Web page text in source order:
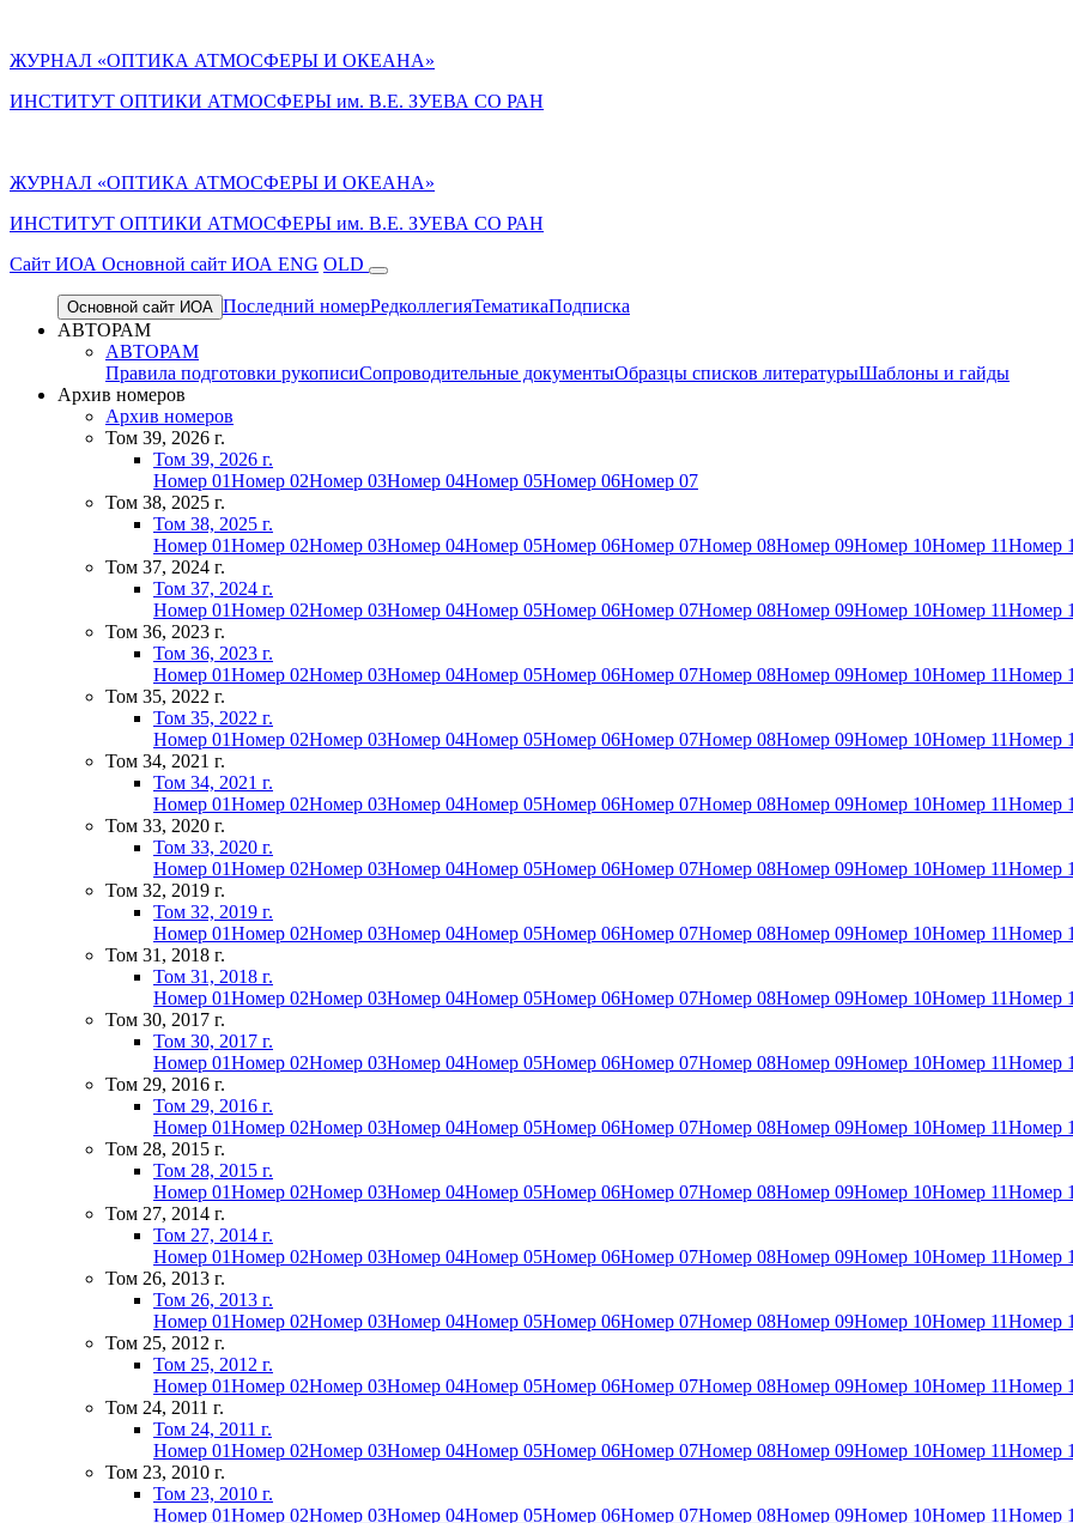
ЖУРНАЛ «ОПТИКА АТМОСФЕРЫ И ОКЕАНА»
ИНСТИТУТ ОПТИКИ АТМОСФЕРЫ им. В.Е. ЗУЕВА СО РАН
ЖУРНАЛ «ОПТИКА АТМОСФЕРЫ И ОКЕАНА»
ИНСТИТУТ ОПТИКИ АТМОСФЕРЫ им. В.Е. ЗУЕВА СО РАН
Cайт ИОА Основной сайт ИОА ENG OLD
Основной сайт ИОА Последний номерРедколлегияТематикаПодписка
АВТОРАМ
АВТОРАМ
Правила подготовки рукописиСопроводительные документыОбразцы списков литературыШаблоны и гайды
Архив номеров
Архив номеров
Том 39, 2026 г.
Том 39, 2026 г.
Номер 01Номер 02Номер 03Номер 04Номер 05Номер 06Номер 07
Том 38, 2025 г.
Том 38, 2025 г.
Номер 01Номер 02Номер 03Номер 04Номер 05Номер 06Номер 07Номер 08Номер 09Номер 10Номер 11Номер
Том 37, 2024 г.
Том 37, 2024 г.
Номер 01Номер 02Номер 03Номер 04Номер 05Номер 06Номер 07Номер 08Номер 09Номер 10Номер 11Номер
Том 36, 2023 г.
Том 36, 2023 г.
Номер 01Номер 02Номер 03Номер 04Номер 05Номер 06Номер 07Номер 08Номер 09Номер 10Номер 11Номер
Том 35, 2022 г.
Том 35, 2022 г.
Номер 01Номер 02Номер 03Номер 04Номер 05Номер 06Номер 07Номер 08Номер 09Номер 10Номер 11Номер
Том 34, 2021 г.
Том 34, 2021 г.
Номер 01Номер 02Номер 03Номер 04Номер 05Номер 06Номер 07Номер 08Номер 09Номер 10Номер 11Номер
Том 33, 2020 г.
Том 33, 2020 г.
Номер 01Номер 02Номер 03Номер 04Номер 05Номер 06Номер 07Номер 08Номер 09Номер 10Номер 11Номер
Том 32, 2019 г.
Том 32, 2019 г.
Номер 01Номер 02Номер 03Номер 04Номер 05Номер 06Номер 07Номер 08Номер 09Номер 10Номер 11Номер
Том 31, 2018 г.
Том 31, 2018 г.
Номер 01Номер 02Номер 03Номер 04Номер 05Номер 06Номер 07Номер 08Номер 09Номер 10Номер 11Номер
Том 30, 2017 г.
Том 30, 2017 г.
Номер 01Номер 02Номер 03Номер 04Номер 05Номер 06Номер 07Номер 08Номер 09Номер 10Номер 11Номер
Том 29, 2016 г.
Том 29, 2016 г.
Номер 01Номер 02Номер 03Номер 04Номер 05Номер 06Номер 07Номер 08Номер 09Номер 10Номер 11Номер
Том 28, 2015 г.
Том 28, 2015 г.
Номер 01Номер 02Номер 03Номер 04Номер 05Номер 06Номер 07Номер 08Номер 09Номер 10Номер 11Номер
Том 27, 2014 г.
Том 27, 2014 г.
Номер 01Номер 02Номер 03Номер 04Номер 05Номер 06Номер 07Номер 08Номер 09Номер 10Номер 11Номер
Том 26, 2013 г.
Том 26, 2013 г.
Номер 01Номер 02Номер 03Номер 04Номер 05Номер 06Номер 07Номер 08Номер 09Номер 10Номер 11Номер
Том 25, 2012 г.
Том 25, 2012 г.
Номер 01Номер 02Номер 03Номер 04Номер 05Номер 06Номер 07Номер 08Номер 09Номер 10Номер 11Номер
Том 24, 2011 г.
Том 24, 2011 г.
Номер 01Номер 02Номер 03Номер 04Номер 05Номер 06Номер 07Номер 08Номер 09Номер 10Номер 11Номер
Том 23, 2010 г.
Том 23, 2010 г.
Номер 01Номер 02Номер 03Номер 04Номер 05Номер 06Номер 07Номер 08Номер 09Номер 10Номер 11Номер